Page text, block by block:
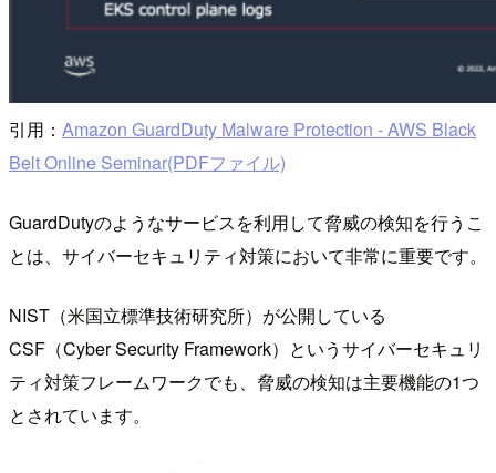
引用： Amazon GuardDuty Malware Protection - AWS Black
Belt Online Seminar(PDFファイル)
GuardDutyのようなサービスを利用して脅威の検知を行うこ
とは、サイバーセキュリティ対策において非常に重要です。
NIST（米国立標準技術研究所）が公開している
CSF（Cyber Security Framework）というサイバーセキュリ
ティ対策フレームワークでも、脅威の検知は主要機能の1つ
とされています。